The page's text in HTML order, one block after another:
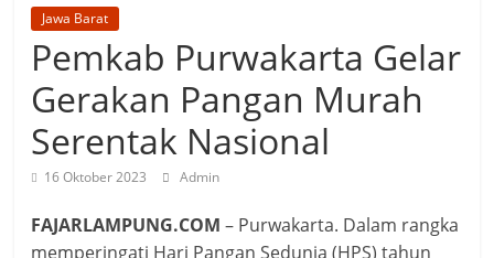
BaratJawa Barat
Pemkab Purwakarta Gelar
Gerakan Pangan Murah
Serentak Nasional
16 Oktober 2023 Admin
FAJARLAMPUNG.COM – Purwakarta. Dalam rangka
memperingati Hari Pangan Sedunia (HPS) tahun